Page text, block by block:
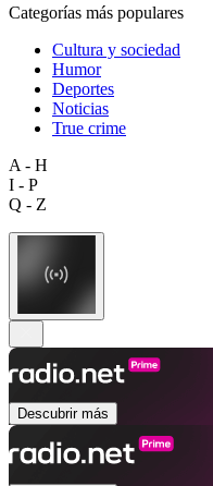
Categorías más populares
Cultura y sociedad
Humor
Deportes
Noticias
True crime
A - H
I - P
Q - Z
Descubrir más